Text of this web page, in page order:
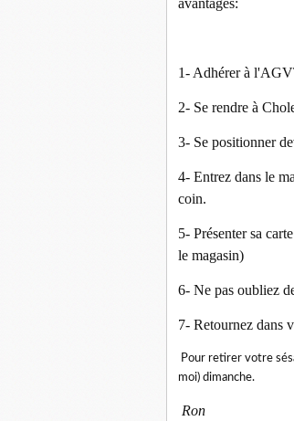
avantages:
1- Adhérer à
2- Se rendre à
3- Se positionner
4- Entrez dans le
coin.
5- Présenter sa
le magasin)
6- Ne pas oubliez
7- Retournez dans
Pour retirer votre
moi) dimanche.
Ron